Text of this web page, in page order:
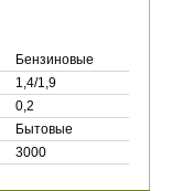
Бензиновые
1,4/1,9
0,2
Бытовые
3000